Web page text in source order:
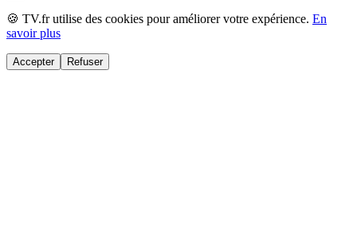
🍪 TV.fr utilise des cookies pour améliorer votre expérience. En
savoir plus
Accepter Refuser